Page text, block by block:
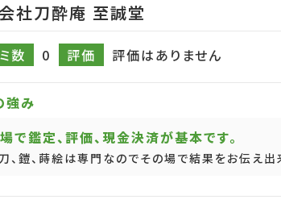
社刀酔庵 至誠堂
数 0 評価 評価はありません
強み
で鑑定、評価、現金決済が基本です。
、鎧、蒔絵は専門なのでその場で結果をお伝え出